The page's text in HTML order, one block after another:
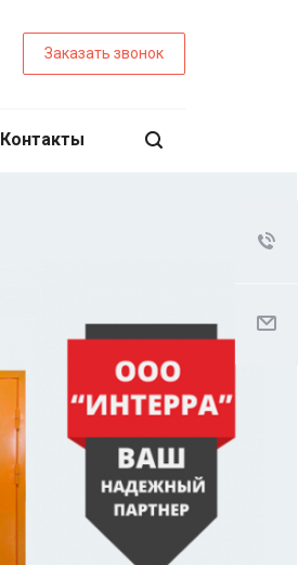
Заказать звонок
Контакты